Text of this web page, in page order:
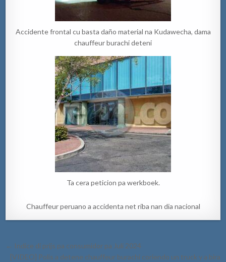
Accidente frontal cu basta daño material na Kudawecha, dama
chauffeur burachi deteni
Ta cera peticion pa werkboek.
Chauffeur peruano a accidenta net riba nan dia nacional
Post
navigation
← Indice di prijs pa consumidor pa Juli 2024
[VIDEO] Polis a detene chauffeur burachi coriendo un truck y a bira